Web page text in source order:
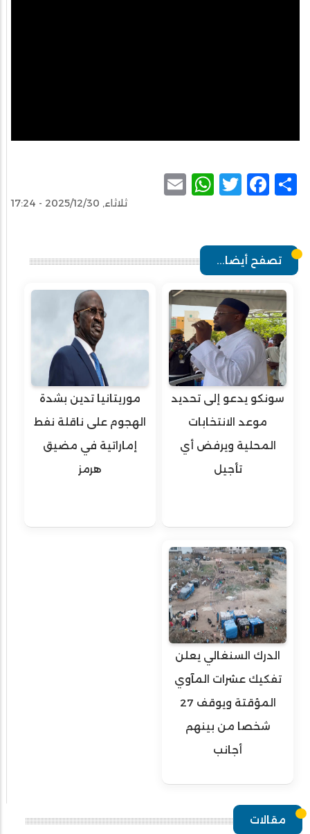
Share
Facebook
Twitter
WhatsApp
ثلاثاء, 2025/12/30 - 17:24
تصفح أيضا...
سونكو يدعو إلى تحديد
موعد الانتخابات
المحلية ويرفض أي
تأجيل
موريتانيا تدين بشدة
الهجوم على ناقلة نفط
إماراتية في مضيق
هرمز
الدرك السنغالي يعلن
تفكيك عشرات المآوي
المؤقتة ويوقف 27
شخصا من بينهم
أجانب
مقالات